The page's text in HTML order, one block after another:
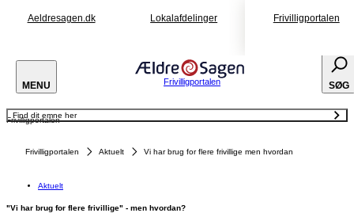
Aeldresagen.dk Lokalafdelinger Frivilligportalen
MENU Frivilligportalen SØG
Frivilligportalen
Find dit emne her
Aktuelt
Frivilligportalen Aktuelt Vi har brug for flere frivillige men hvordan
Aktuelt
"Vi har brug for flere frivillige" - men hvordan?